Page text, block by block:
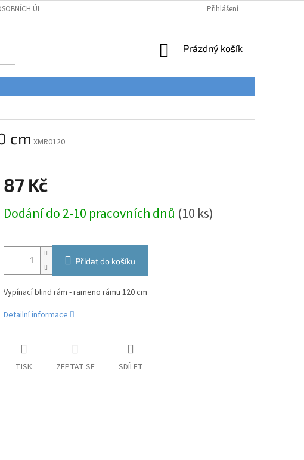
ÚDAJŮ Přihlášení
NÁKUPNÍ
Prázdný košík
cm XMR0120
87 Kč
cena:
Dodání do 2-10 pracovních dnů (10 ks)
Přidat do košíku
Vypínací blind rám - rameno rámu 120 cm
Detailní informace
TISK ZEPTAT SE SDÍLET